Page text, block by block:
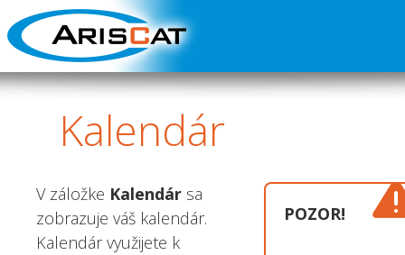
Kalendár
POZOR!
V záložke Kalendár sa
zobrazuje váš kalendár.
Kalendár využijete k